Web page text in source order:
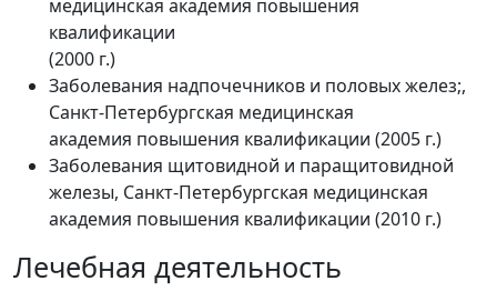
медицинская академия повышения
квалификации
(2000 г.)
Заболевания надпочечников и половых желез;,
Санкт-Петербургская медицинская
академия повышения квалификации (2005 г.)
Заболевания щитовидной и паращитовидной
железы, Санкт-Петербургская медицинская
академия повышения квалификации (2010 г.)
Лечебная деятельность